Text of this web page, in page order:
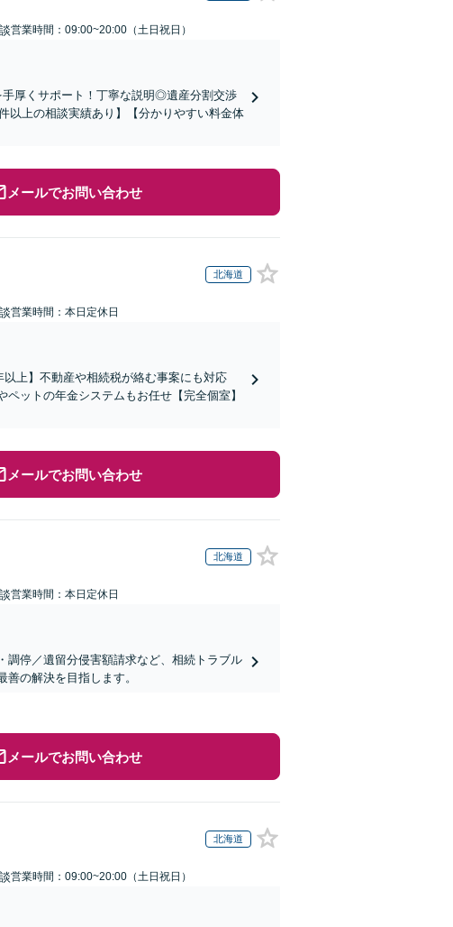
営業時間：09:00~20:00（土日祝日）
手厚くサポート！丁寧な説明◎遺産分割交渉
以上の相談実績あり】【分かりやすい料金体
メールでお問い合わせ
北海道
営業時間：本日定休日
上】不動産や相続税が絡む事案にも対応
ットの年金システムもお任せ【完全個室】
メールでお問い合わせ
北海道
営業時間：本日定休日
調停／遺留分侵害額請求など、相続トラブル
の解決を目指します。
メールでお問い合わせ
北海道
営業時間：09:00~20:00（土日祝日）